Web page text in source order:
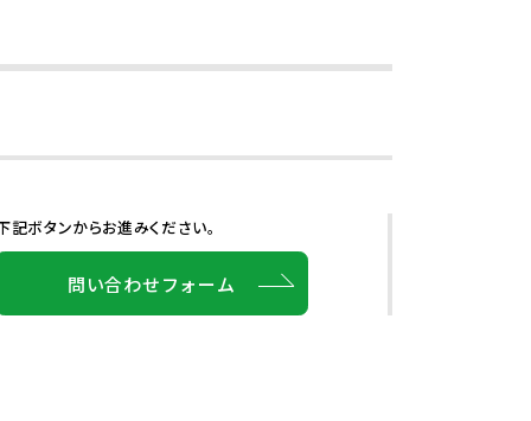
記ボタンからお進みください。
問い合わせフォーム